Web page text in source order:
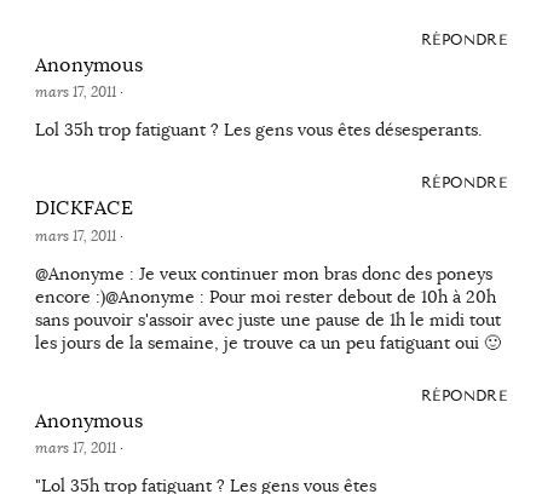
RÉPONDRE
Anonymous
mars 17, 2011·
Lol 35h trop fatiguant ? Les gens vous êtes désesperants.
RÉPONDRE
DICKFACE
mars 17, 2011·
@Anonyme : Je veux continuer mon bras donc des poneys
encore :)@Anonyme : Pour moi rester debout de 10h à 20h
sans pouvoir s'assoir avec juste une pause de 1h le midi tout
les jours de la semaine, je trouve ca un peu fatiguant oui 🙂
RÉPONDRE
Anonymous
mars 17, 2011·
"Lol 35h trop fatiguant ? Les gens vous êtes